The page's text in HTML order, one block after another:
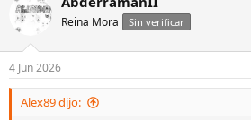
c
c
i
o
n
e
Reina Mora Sin verificar
4 Jun 2026
Alex89 dijo: